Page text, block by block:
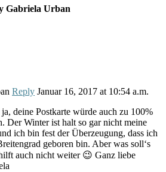
Gabriela Urban
Reply Januar 16, 2017 at10:54 a.m.
deine Postkarte würde auch zu 100%
Der Winter ist halt so gar nicht meine
ich bin fest der Überzeugung, dass ich
geboren bin. Aber was soll‘s
auch nicht weiter 😉 Ganz liebe